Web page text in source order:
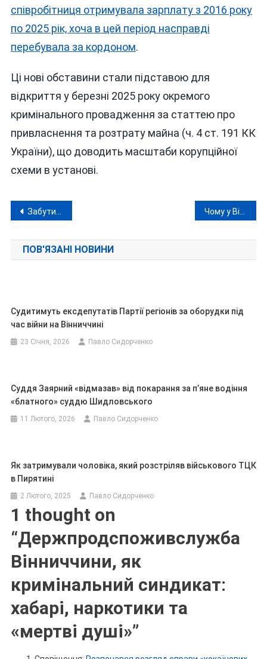
співробітниця отримувала зарплату з 2016 року
по 2025 рік, хоча в цей період насправді
перебувала за кордоном.
Ці нові обставини стали підставою для
відкриття у березні 2025 року окремого
кримінального провадження за статтею про
привласнення та розтрату майна (ч. 4 ст. 191 КК
України), що доводить масштаби корупційної
схеми в установі.
Навігація
записів
Забутий ворог повертається: у Вінниці від COVID-19 помер чоловік, кількість інфікованих зростає
ПОВ'ЯЗАНІ НОВИНИ
Судитимуть ексдепутатів Партії регіонів за оборудки під
час війни на Вінниччині
23 Січня, 2026 Павло Сидорченко
Суддя Заярний «відмазав» від покарання за п’яне водіння
«блатного» суддю Шидловського
11 Лютого, 2026 Павло Сидорченко
Як затримували чоловіка, який розстріляв військового ТЦК
в Пирятині
2 Лютого, 2025 Павло Сидорченко
1 thought on
“Держпродспоживслужба
Вінниччини, як
кримінальний синдикат:
хабарі, наркотики та
«мертві душі»”